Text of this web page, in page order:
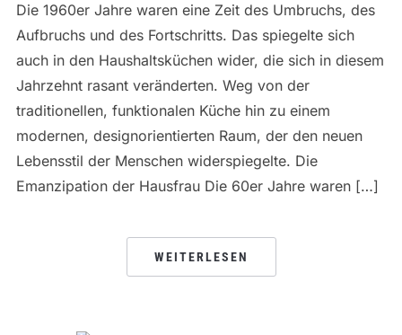
Die 1960er Jahre waren eine Zeit des Umbruchs, des
Aufbruchs und des Fortschritts. Das spiegelte sich
auch in den Haushaltsküchen wider, die sich in diesem
Jahrzehnt rasant veränderten. Weg von der
traditionellen, funktionalen Küche hin zu einem
modernen, designorientierten Raum, der den neuen
Lebensstil der Menschen widerspiegelte. Die
Emanzipation der Hausfrau Die 60er Jahre waren […]
WEITERLESEN